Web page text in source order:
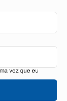
vez que eu